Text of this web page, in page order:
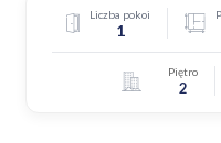
Liczba pokoi
1
Piętro
2